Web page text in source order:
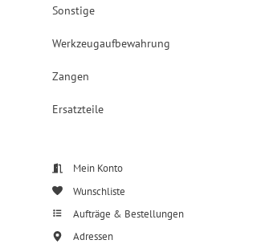
Sonstige
Werkzeugaufbewahrung
Zangen
Ersatzteile
Mein Konto
Wunschliste
Aufträge & Bestellungen
Adressen